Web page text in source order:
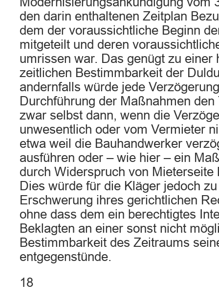
den darin enthaltenen Zeitplan
dem der voraussichtliche Beginn
mitgeteilt und deren
umrissen war. Das genügt zu einer
zeitlichen Bestimmbarkeit der
andernfalls würde jede
Durchführung der Maßnahmen
zwar selbst dann, wenn die
unwesentlich oder vom Vermieter
etwa weil die Bauhandwerker
ausführen oder – wie hier – ein
durch Widerspruch von Mieterseite
Dies würde für die Kläger jedoch
Erschwerung ihres gerichtlichen
ohne dass dem ein berechtigtes
Beklagten an einer sonst nicht
Bestimmbarkeit des Zeitraums
entgegenstünde.
18